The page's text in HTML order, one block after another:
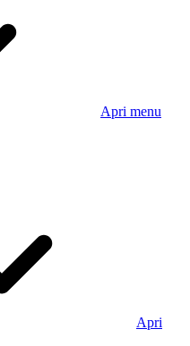
Apri menu
Apri